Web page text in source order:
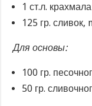
1 ст.л.
125 гр. сливок,
Для основы:
100 гр.
50 гр.